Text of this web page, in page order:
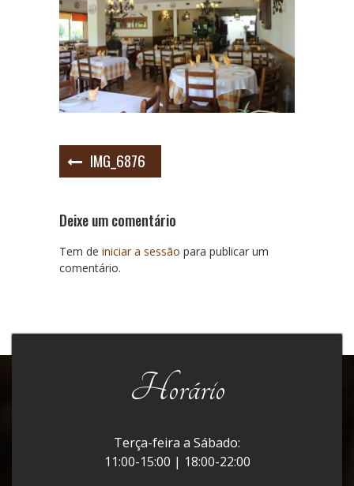
Navegação
de
IMG_6876
Deixe um comentário
Tem de iniciar a sessão para publicar um
comentário.
Horário
Terça-feira a Sábado:
11:00-15:00 | 18:00-22:00